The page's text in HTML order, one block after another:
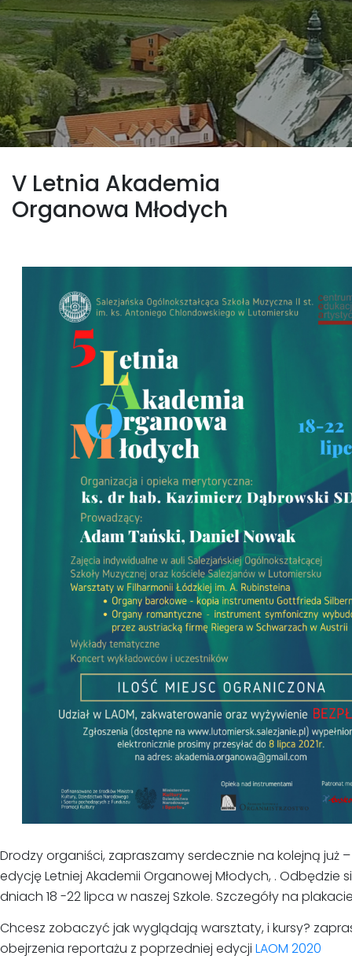
V Letnia Akademia
Organowa Młodych
Drodzy organiści, zapraszamy serdecznie na kolejną już
edycję Letniej Akademii Organowej Młodych, . Odbędzie
dniach 18 -22 lipca w naszej Szkole. Szczegóły na
Chcesz zobaczyć jak wyglądają warsztaty, i kursy?
obejrzenia reportażu z poprzedniej edycji LAOM 2020